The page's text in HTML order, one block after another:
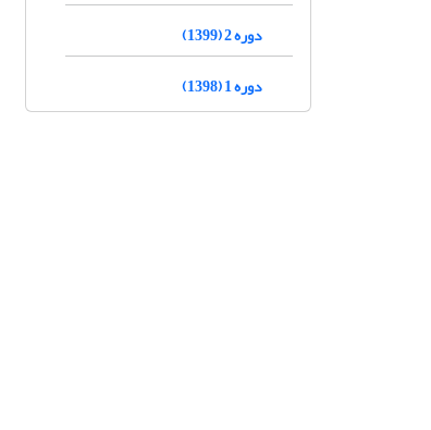
دوره 2 (1399)
دوره 1 (1398)